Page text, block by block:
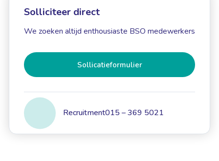
Solliciteer direct
We zoeken altijd enthousiaste BSO medewerkers
Sollicatieformulier
Recruitment015 – 369 5021